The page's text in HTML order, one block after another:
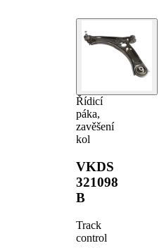
Řídicí
páka,
zavěšení
kol
VKDS
321098
B
Track
control